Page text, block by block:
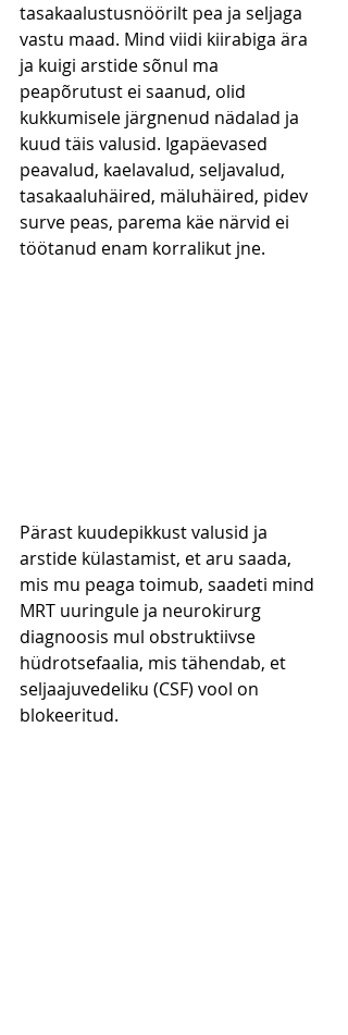
tasakaalustusnöörilt pea ja seljaga
vastu maad. Mind viidi kiirabiga ära
ja kuigi arstide sõnul ma
peapõrutust ei saanud, olid
kukkumisele järgnenud nädalad ja
kuud täis valusid. Igapäevased
peavalud, kaelavalud, seljavalud,
tasakaaluhäired, mäluhäired, pidev
surve peas, parema käe närvid ei
töötanud enam korralikut jne.
Pärast kuudepikkust valusid ja
arstide külastamist, et aru saada,
mis mu peaga toimub, saadeti mind
MRT uuringule ja neurokirurg
diagnoosis mul obstruktiivse
hüdrotsefaalia, mis tähendab, et
seljaajuvedeliku (CSF) vool on
blokeeritud.